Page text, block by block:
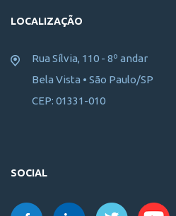
LOCALIZAÇÃO
Rua Sílvia, 110 - 8º andar
Bela Vista • São Paulo/SP
CEP: 01331-010
SOCIAL